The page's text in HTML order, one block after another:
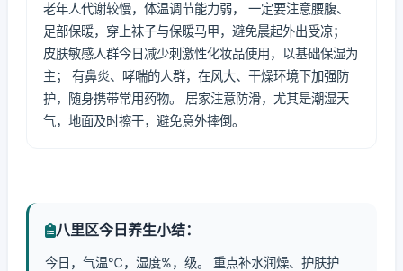
老年人代谢较慢，体温调节能力弱， 一定要注意腰腹、
足部保暖，穿上袜子与保暖马甲，避免晨起外出受凉；
皮肤敏感人群今日减少刺激性化妆品使用，以基础保湿为
主； 有鼻炎、哮喘的人群，在风大、干燥环境下加强防
护，随身携带常用药物。 居家注意防滑，尤其是潮湿天
气，地面及时擦干，避免意外摔倒。
八里区今日养生小结：
今日，气温℃，湿度%，级。 重点补水润燥、护肤护